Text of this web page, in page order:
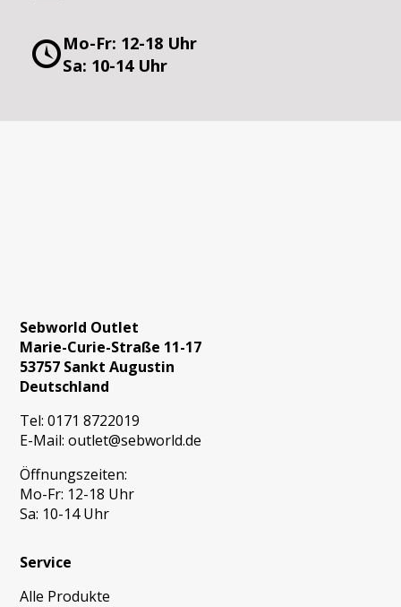
Mo-Fr: 12-18 Uhr
Sa: 10-14 Uhr
Sebworld Outlet
Marie-Curie-Straße 11-17
53757 Sankt Augustin
Deutschland
Tel:0171 8722019
E-Mail:outlet@sebworld.de
Öffnungszeiten:
Mo-Fr: 12-18 Uhr
Sa: 10-14 Uhr
Service
Alle Produkte